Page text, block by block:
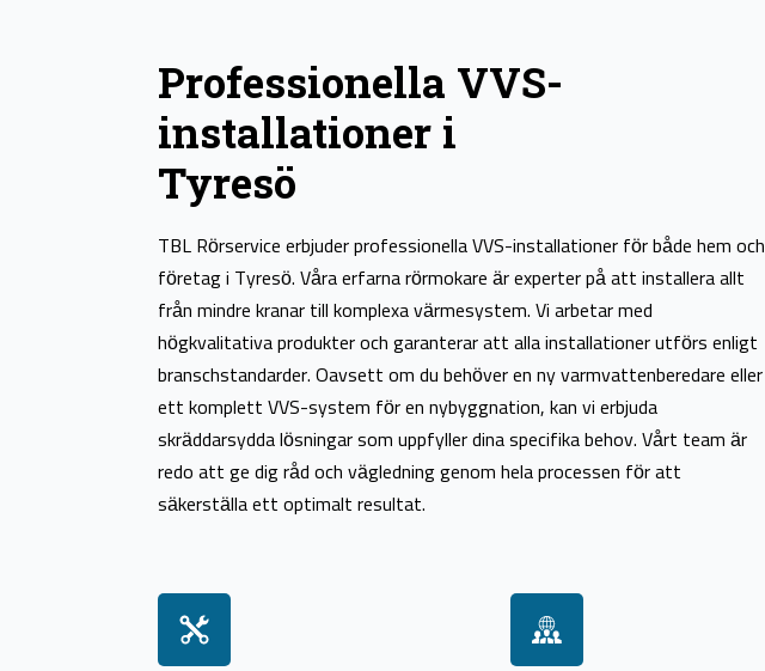
Professionella VVS-
installationer i
Tyresö
TBL Rörservice erbjuder professionella VVS-installationer för både hem och
företag i Tyresö. Våra erfarna rörmokare är experter på att installera allt
från mindre kranar till komplexa värmesystem. Vi arbetar med
högkvalitativa produkter och garanterar att alla installationer utförs enligt
branschstandarder. Oavsett om du behöver en ny varmvattenberedare eller
ett komplett VVS-system för en nybyggnation, kan vi erbjuda
skräddarsydda lösningar som uppfyller dina specifika behov. Vårt team är
redo att ge dig råd och vägledning genom hela processen för att
säkerställa ett optimalt resultat.